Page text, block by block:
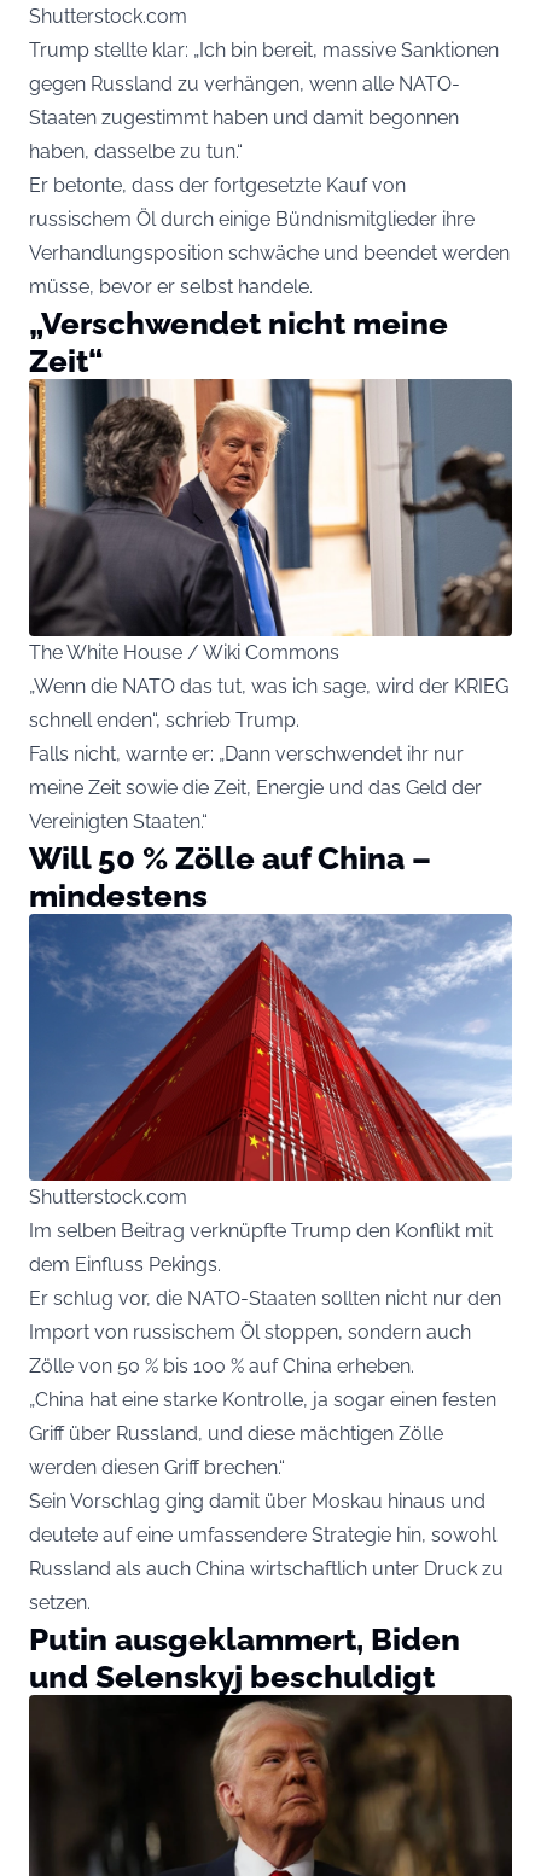
Shutterstock.com
Trump stellte klar: „Ich bin bereit, massive Sanktionen
gegen Russland zu verhängen, wenn alle NATO-
Staaten zugestimmt haben und damit begonnen
haben, dasselbe zu tun.“
Er betonte, dass der fortgesetzte Kauf von
russischem Öl durch einige Bündnismitglieder ihre
Verhandlungsposition schwäche und beendet werden
müsse, bevor er selbst handele.
„Verschwendet nicht meine
Zeit“
The White House / Wiki Commons
„Wenn die NATO das tut, was ich sage, wird der KRIEG
schnell enden“, schrieb Trump.
Falls nicht, warnte er: „Dann verschwendet ihr nur
meine Zeit sowie die Zeit, Energie und das Geld der
Vereinigten Staaten.“
Will 50 % Zölle auf China –
mindestens
Shutterstock.com
Im selben Beitrag verknüpfte Trump den Konflikt mit
dem Einfluss Pekings.
Er schlug vor, die NATO-Staaten sollten nicht nur den
Import von russischem Öl stoppen, sondern auch
Zölle von 50 % bis 100 % auf China erheben.
„China hat eine starke Kontrolle, ja sogar einen festen
Griff über Russland, und diese mächtigen Zölle
werden diesen Griff brechen.“
Sein Vorschlag ging damit über Moskau hinaus und
deutete auf eine umfassendere Strategie hin, sowohl
Russland als auch China wirtschaftlich unter Druck zu
setzen.
Putin ausgeklammert, Biden
und Selenskyj beschuldigt